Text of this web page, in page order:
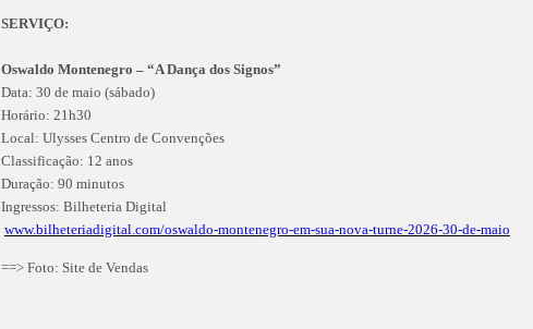
SERVIÇO:
Oswaldo Montenegro – “A Dança dos Signos”
Data: 30 de maio (sábado)
Horário: 21h30
Local: Ulysses Centro de Convenções
Classificação: 12 anos
Duração: 90 minutos
Ingressos: Bilheteria Digital
www.bilheteriadigital.com/oswaldo-montenegro-em-sua-nova-turne-2026-30-de-maio
==> Foto: Site de Vendas